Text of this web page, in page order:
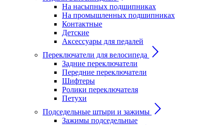
На насыпных подшипниках
На промышленных подшипниках
Контактные
Детские
Аксессуары для педалей
Переключатели для велосипеда
Задние переключатели
Передние переключатели
Шифтеры
Ролики переключателя
Петухи
Подседельные штыри и зажимы
Зажимы подседельные